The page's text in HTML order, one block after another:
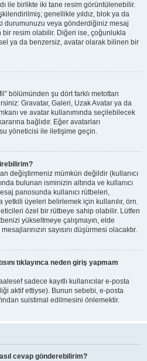
ile birlikte iki tane resim görüntülenebilir.
genellikle yıldız, blok ya da
durumunuzu veya gönderdiğiniz mesaj
bir resim olabilir. Diğeri ise, çoğunlukla
ya da benzersiz, avatar olarak bilinen bir
bölümünden şu dört farklı metottan
Gravatar, Galeri, Uzak Avatar ya da
ve avatar kullanımında seçilebilecek
bağlıdır. Eğer avatarları
yöneticisi ile iletişime geçin.
değiştirmeniz mümkün değildir (kullanıcı
bulunan isminizin altında ve kullanıcı
panosunda kullanıcı rütbeleri,
yetkili üyeleri belirlemek için kullanılır, örn.
özel bir rütbeye sahip olabilir. Lütfen
yükseltmeye çalışmayın, elde
sayısını düşürmesi olacaktır.
tıklayınca neden giriş yapmam
sadece kayıtlı kullanıcılar e-posta
aktif ettiyse). Bunun sebebi, e-posta
suistimal edilmesini önlemektir.
cevap gönderebilirim?